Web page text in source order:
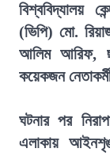
বিশ্ববিদ্যালয়
(ভিপি) মো.
আলিম আরিফ,
কয়েকজন
ঘটনার পর
এলাকায়